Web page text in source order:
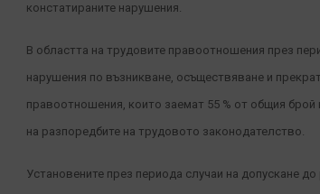
констатираните нарушения.
В областта на трудовите правоотношения през
нарушения по възникване, осъществяване и
правоотношения, които заемат 55 % от общия брой
на разпоредбите на трудовото законодателство.
Установените през периода случаи на допускане